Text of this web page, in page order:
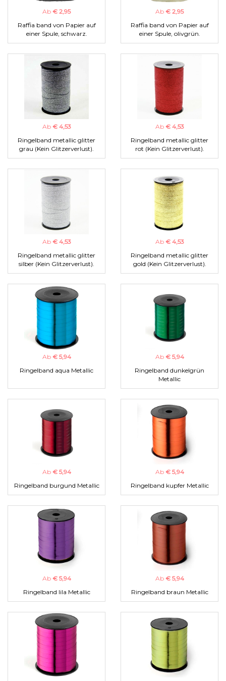
Ab € 2,95
Raffia band von Papier auf
einer Spule, schwarz.
Ab € 2,95
Raffia band von Papier auf
einer Spule, olivgrün.
Ab € 4,53
Ringelband metallic glitter
grau (Kein Glitzerverlust).
Ab € 4,53
Ringelband metallic glitter
rot (Kein Glitzerverlust).
Ab € 4,53
Ringelband metallic glitter
silber (Kein Glitzerverlust).
Ab € 4,53
Ringelband metallic glitter
gold (Kein Glitzerverlust).
Ab € 5,94
Ringelband aqua Metallic
Ab € 5,94
Ringelband dunkelgrün
Metallic
Ab € 5,94
Ringelband burgund Metallic
Ab € 5,94
Ringelband kupfer Metallic
Ab € 5,94
Ringelband lila Metallic
Ab € 5,94
Ringelband braun Metallic